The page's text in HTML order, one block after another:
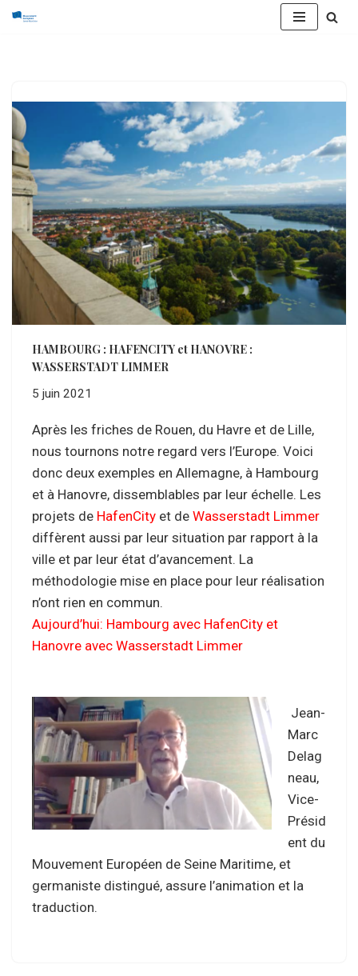
HAMBOURG : HAFENCITY et HANOVRE :
WASSERSTADT LIMMER
5 juin 2021
Après les friches de Rouen, du Havre et de Lille,
nous tournons notre regard vers l’Europe. Voici
donc deux exemples en Allemagne, à Hambourg
et à Hanovre, dissemblables par leur échelle. Les
projets de HafenCity et de Wasserstadt Limmer
diffèrent aussi par leur situation par rapport à la
ville et par leur état d’avancement. La
méthodologie mise en place pour leur réalisation
n’ont rien en commun.
Aujourd’hui: Hambourg avec HafenCity et
Hanovre avec Wasserstadt Limmer
Jean-
Marc
Delag
neau,
Vice-
Présid
ent du
Mouvement Européen de Seine Maritime, et
germaniste distingué, assure l’animation et la
traduction.